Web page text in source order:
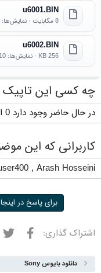
u6001.BIN
8 مگابایت · نمایش‌ها: 24
u6002.BIN
256 KB · نمایش‌ها: 10
چه کسی این تاپیک
در حال حاضر وجود دارد 0 اعضایی که این موضوع را مشاهده می کنند
کاربرانی که این
Arash Hosseini
,
برای پاسخ در
اشتراک گذاری: فیسبوک
دانلود بایوس Sony